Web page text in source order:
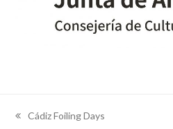
previous
Cádiz Foiling Days